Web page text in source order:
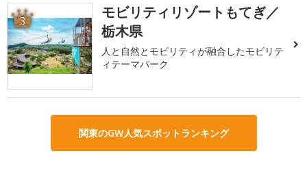
3
モビリティリゾートもてぎ／
栃木県
人と自然とモビリティが融合したモビリテ
ィテーマパーク
関東のGW人気スポットランキング